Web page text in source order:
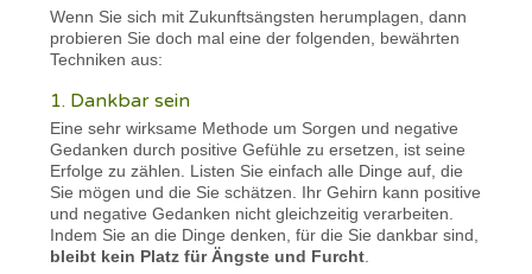
Wenn Sie sich mit Zukunftsängsten herumplagen, dann
probieren Sie doch mal eine der folgenden, bewährten
Techniken aus:
1. Dankbar sein
Eine sehr wirksame Methode um Sorgen und negative
Gedanken durch positive Gefühle zu ersetzen, ist seine
Erfolge zu zählen. Listen Sie einfach alle Dinge auf, die
Sie mögen und die Sie schätzen. Ihr Gehirn kann positive
und negative Gedanken nicht gleichzeitig verarbeiten.
Indem Sie an die Dinge denken, für die Sie dankbar sind,
bleibt kein Platz für Ängste und Furcht